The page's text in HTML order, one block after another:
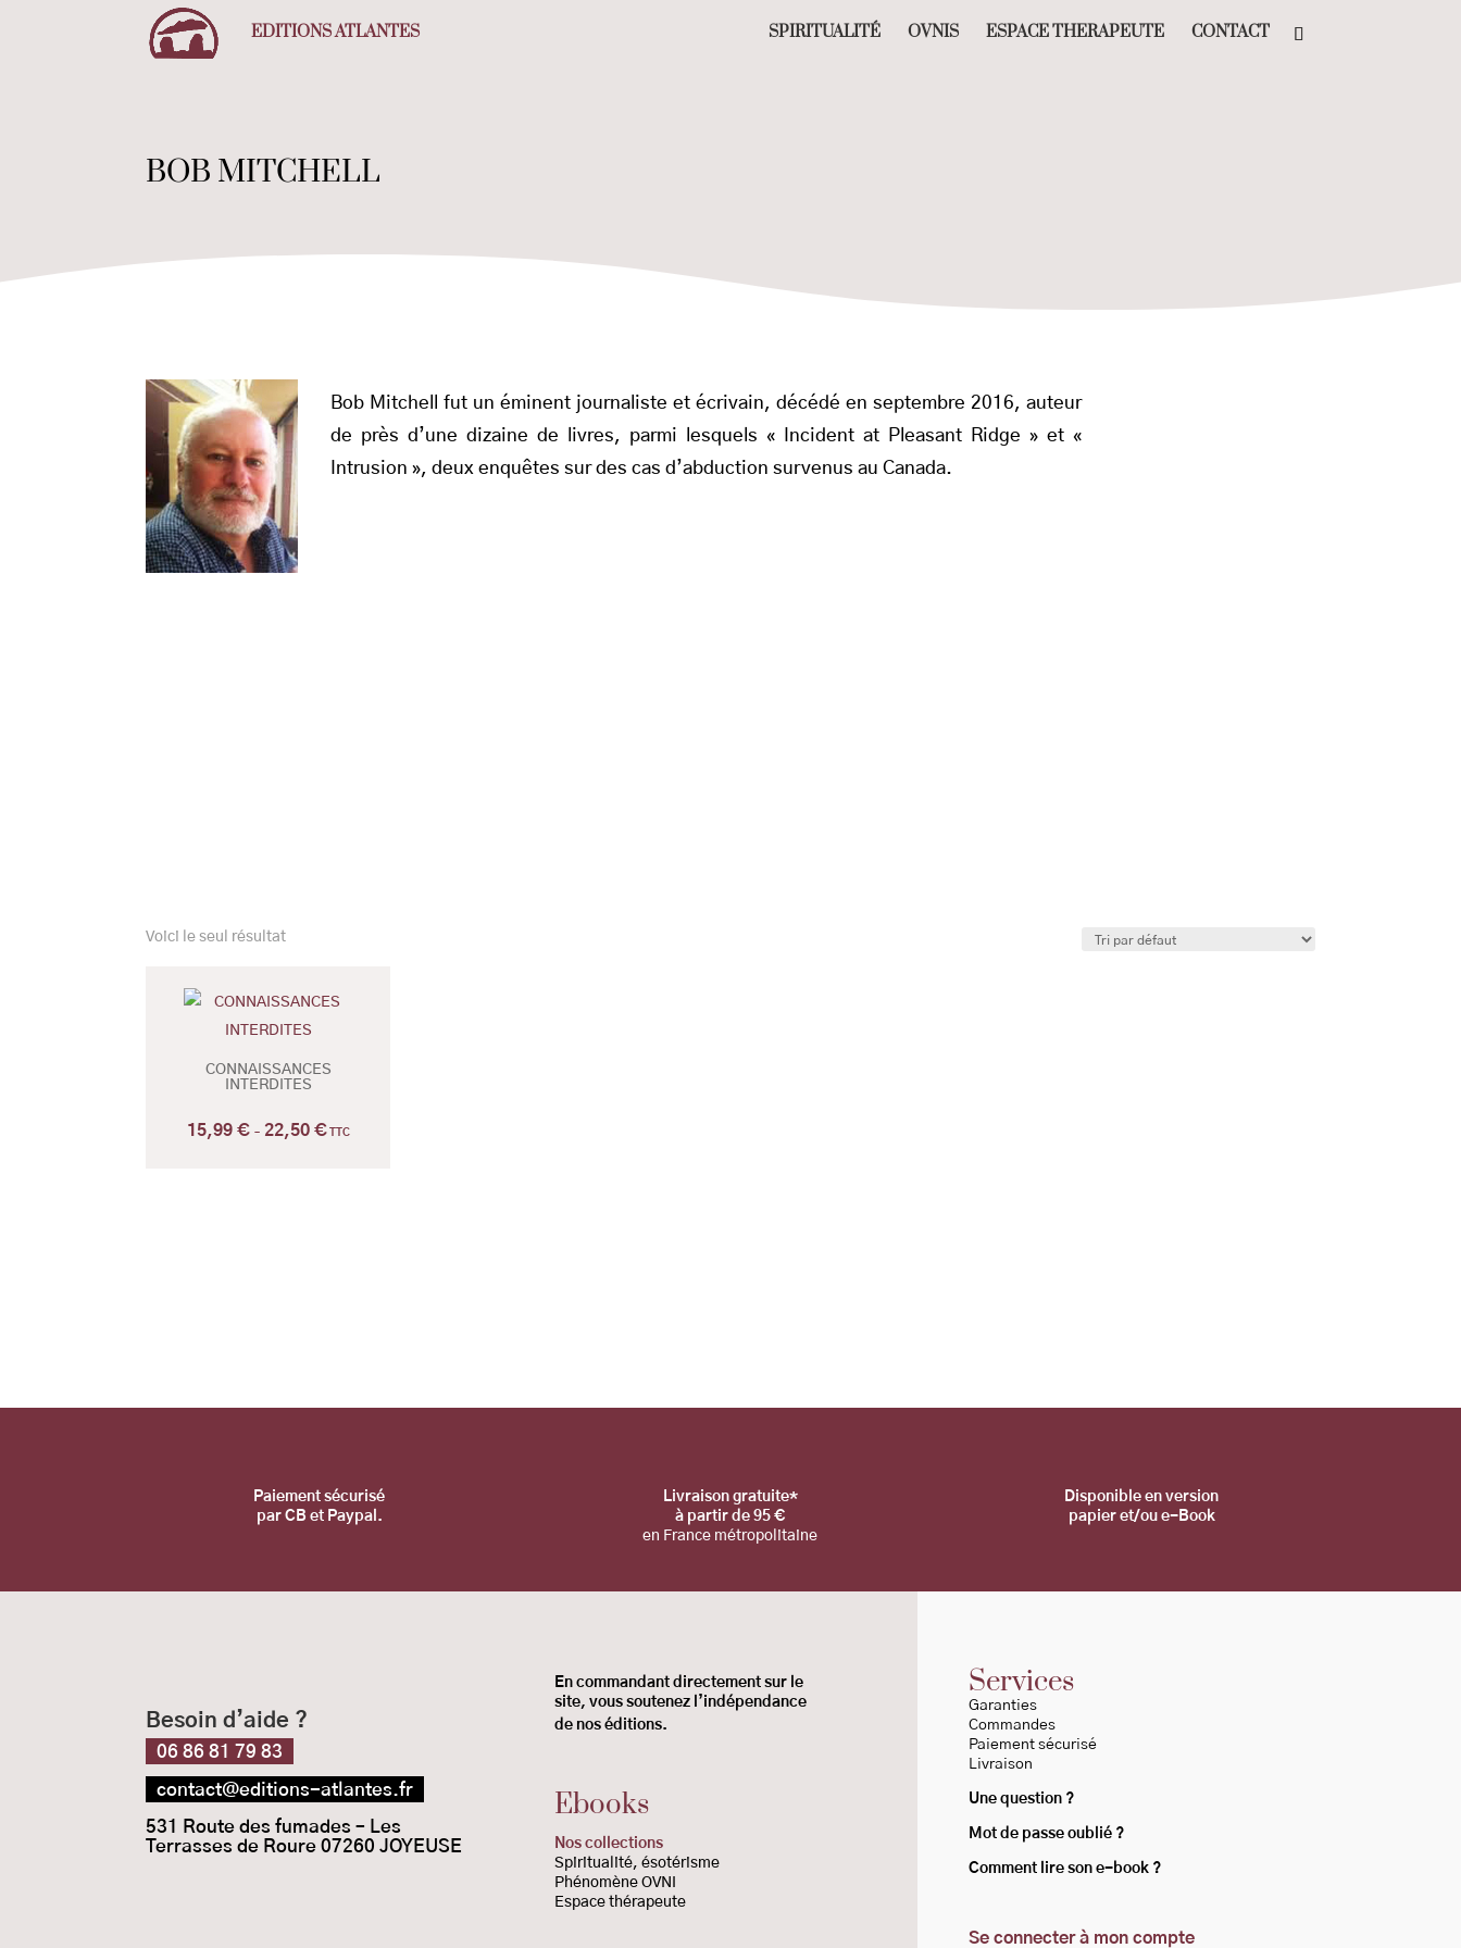
EDITIONS ATLANTES SPIRITUALITÉ OVNIS ESPACE THERAPEUTE CONTACT
BOB MITCHELL
Bob Mitchell fut un éminent journaliste et écrivain, décédé en septembre 2016, auteur
de près d’une dizaine de livres, parmi lesquels « Incident at Pleasant Ridge » et «
Intrusion », deux enquêtes sur des cas d’abduction survenus au Canada.
Voici le seul résultat
CONNAISSANCES
INTERDITES
15,99 € – 22,50 €Plage
TTC
Paiement sécurisé
par CB et Paypal.
Livraison gratuite*
à partir de 95 €
en France métropolitaine
Disponible enversion
papier et/ou e-Book
Besoin d’aide ?
06 86 81 79 83
contact@editions-atlantes.fr
531 Route des fumades – Les
Terrasses de Roure 07260 JOYEUSE
En commandant directement sur le
site, vous soutenez l’indépendance
de nos éditions.
Ebooks
Nos collections
Spiritualité, ésotérisme
Phénomène OVNI
Espace thérapeute
Services
Garanties
Commandes
Paiement sécurisé
Livraison
Une question ?
Mot de passe oublié ?
Comment lire son e-book ?
Se connecter à mon compte